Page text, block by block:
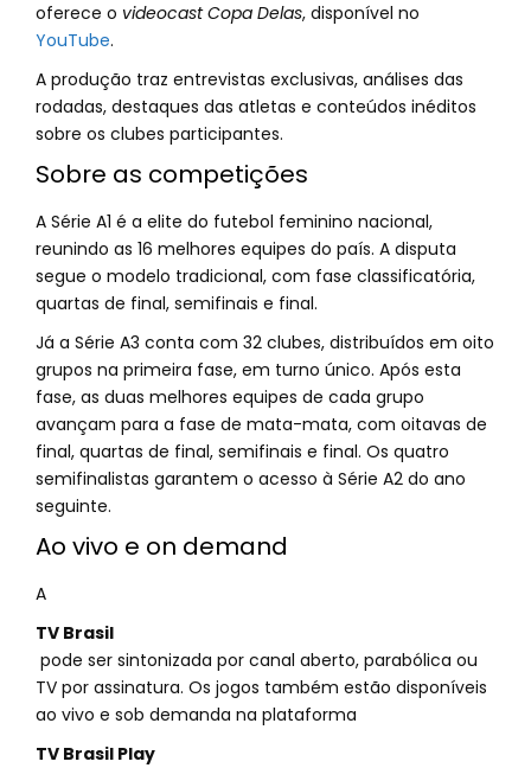
oferece o videocast Copa Delas, disponível no
YouTube.
A produção traz entrevistas exclusivas, análises das
rodadas, destaques das atletas e conteúdos inéditos
sobre os clubes participantes.
Sobre as competições
A Série A1 é a elite do futebol feminino nacional,
reunindo as 16 melhores equipes do país. A disputa
segue o modelo tradicional, com fase classificatória,
quartas de final, semifinais e final.
Já a Série A3 conta com 32 clubes, distribuídos em oito
grupos na primeira fase, em turno único. Após esta
fase, as duas melhores equipes de cada grupo
avançam para a fase de mata-mata, com oitavas de
final, quartas de final, semifinais e final. Os quatro
semifinalistas garantem o acesso à Série A2 do ano
seguinte.
Ao vivo e on demand
A
TV Brasil
pode ser sintonizada por canal aberto, parabólica ou
TV por assinatura. Os jogos também estão disponíveis
ao vivo e sob demanda na plataforma
TV Brasil Play